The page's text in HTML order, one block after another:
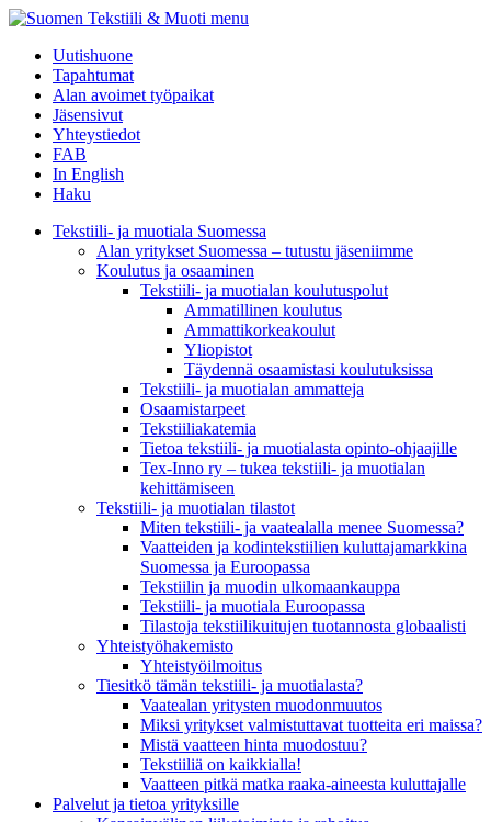
menu
Uutishuone
Tapahtumat
Alan avoimet työpaikat
Jäsensivut
Yhteystiedot
FAB
In English
Haku
Tekstiili- ja muotiala Suomessa
Alan yritykset Suomessa – tutustu jäseniimme
Koulutus ja osaaminen
Tekstiili- ja muotialan koulutuspolut
Ammatillinen koulutus
Ammattikorkeakoulut
Yliopistot
Täydennä osaamistasi koulutuksissa
Tekstiili- ja muotialan ammatteja
Osaamistarpeet
Tekstiiliakatemia
Tietoa tekstiili- ja muotialasta opinto-ohjaajille
Tex-Inno ry – tukea tekstiili- ja muotialan
kehittämiseen
Tekstiili- ja muotialan tilastot
Miten tekstiili- ja vaatealalla menee Suomessa?
Vaatteiden ja kodintekstiilien kuluttajamarkkina
Suomessa ja Euroopassa
Tekstiilin ja muodin ulkomaankauppa
Tekstiili- ja muotiala Euroopassa
Tilastoja tekstiilikuitujen tuotannosta globaalisti
Yhteistyö­hakemisto
Yhteistyöilmoitus
Tiesitkö tämän tekstiili- ja muotialasta?
Vaatealan yritysten muodonmuutos
Miksi yritykset valmistuttavat tuotteita eri maissa?
Mistä vaatteen hinta muodostuu?
Tekstiiliä on kaikkialla!
Vaatteen pitkä matka raaka-aineesta kuluttajalle
Palvelut ja tietoa yrityksille